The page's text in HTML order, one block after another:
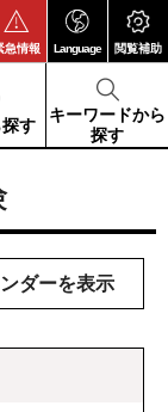
急情報 Language 閲覧補助
す
キーワードから
探す
ダーを表示